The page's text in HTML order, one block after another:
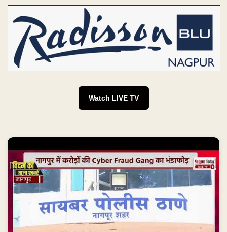
Watch LIVE TV